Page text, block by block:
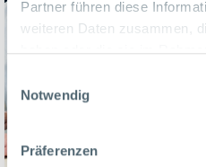
Partner führen diese
weiteren Daten zusammen,
haben oder die sie im
Notwendig
Präferenzen